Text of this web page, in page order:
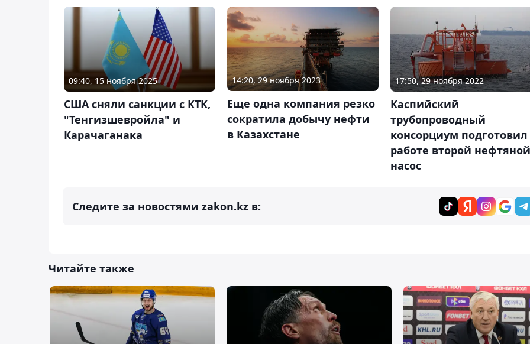
09:40, 15 ноября 2025
США сняли санкции с КТК,
"Тенгизшевройла" и
Карачаганака
14:20, 29 ноября 2023
Еще одна компания резко
сократила добычу нефти
в Казахстане
17:50, 29 ноября 2022
Каспийский
трубопроводный
консорциум подготовил
работе второй нефтяной
насос
Следите за новостями zakon.kz в:
Читайте также